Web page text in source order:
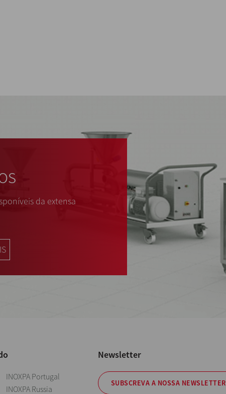
da extensa
INOXPA Portugal
INOXPA Russia
Newsletter
SUBSCREVA A NOSSA NEWSLETTER